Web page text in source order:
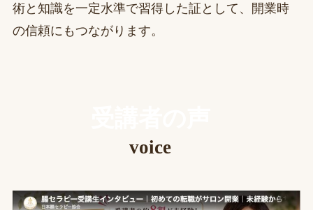
術と知識を一定水準で習得した証として、開業時
の信頼にもつながります。
voice